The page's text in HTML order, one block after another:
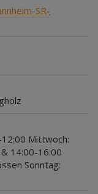
SR-
Mittwoch:
14:00-16:00
Sonntag: